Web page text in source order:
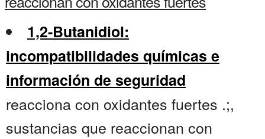
1,2-Butanidiol:
incompatibilidades químicas e
información de seguridad
reacciona con oxidantes fuertes .;,
sustancias que reaccionan con